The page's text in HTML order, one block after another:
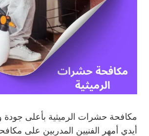
مكافحة حشرات الرميثية بأعلى جودة
أيدي أمهر الفنيين المدربين على